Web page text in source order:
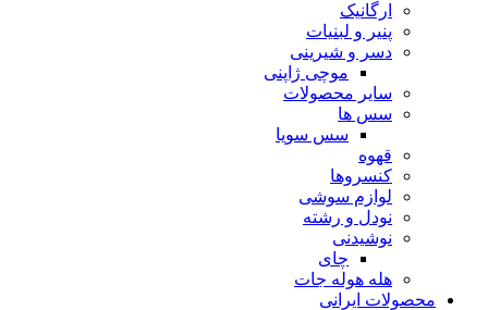
ارگانیک
پنیر و لبنیات
دسر و شیرینی
موچی ژاپنی
سایر محصولات
سس ها
سس سویا
قهوه
کنسروها
لوازم سوشی
نودل و رشته
نوشیدنی
چای
هله هوله جات
محصولات ایرانی